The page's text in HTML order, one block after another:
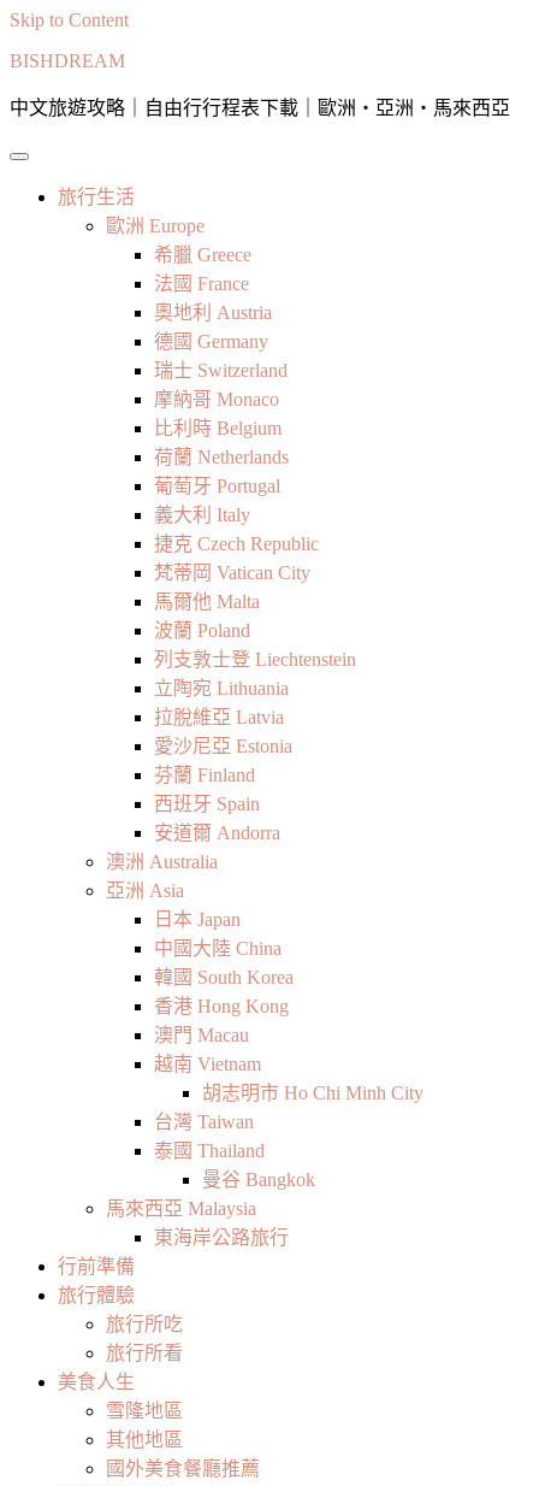
Skip to Content
BISHDREAM
中文旅遊攻略｜自由行行程表下載｜歐洲・亞洲・馬來西亞
旅行生活
歐洲 Europe
希臘 Greece
法國 France
奧地利 Austria
德國 Germany
瑞士 Switzerland
摩納哥 Monaco
比利時 Belgium
荷蘭 Netherlands
葡萄牙 Portugal
義大利 Italy
捷克 Czech Republic
梵蒂岡 Vatican City
馬爾他 Malta
波蘭 Poland
列支敦士登 Liechtenstein
立陶宛 Lithuania
拉脫維亞 Latvia
愛沙尼亞 Estonia
芬蘭 Finland
西班牙 Spain
安道爾 Andorra
澳洲 Australia
亞洲 Asia
日本 Japan
中國大陸 China
韓國 South Korea
香港 Hong Kong
澳門 Macau
越南 Vietnam
胡志明市 Ho Chi Minh City
台灣 Taiwan
泰國 Thailand
曼谷 Bangkok
馬來西亞 Malaysia
東海岸公路旅行
行前準備
旅行體驗
旅行所吃
旅行所看
美食人生
雪隆地區
其他地區
國外美食餐廳推薦